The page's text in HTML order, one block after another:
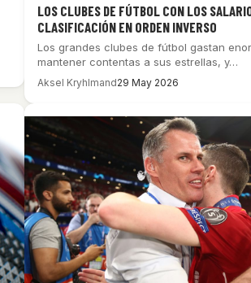
LOS CLUBES DE FÚTBOL CON LOS
CLASIFICACIÓN EN ORDEN INVERSO
Los grandes clubes de fútbol gastan
mantener contentas a sus estrellas, y…
Aksel Kryhlmand29 May 2026